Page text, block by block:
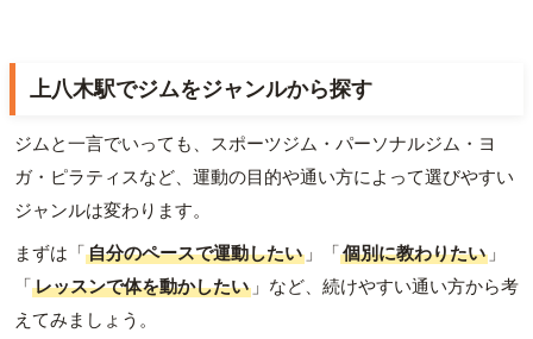
上八木駅でジムをジャンルから探す
ジムと一言でいっても、スポーツジム・パーソナルジム・ヨ
ガ・ピラティスなど、運動の目的や通い方によって選びやすい
ジャンルは変わります。
まずは「自分のペースで運動したい 」「個別に教わりたい 」
「レッスンで体を動かしたい 」など、続けやすい通い方から考
えてみましょう。